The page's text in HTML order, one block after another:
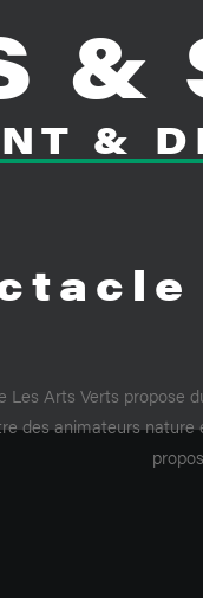
&
&
Les Arts Verts propose
des animateurs